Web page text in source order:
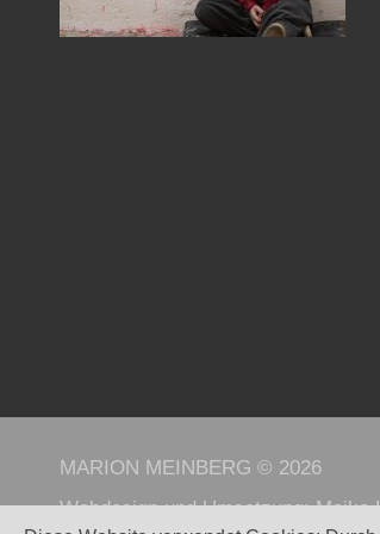
MARION MEINBERG © 2026
Webdesign und Umsetzung:Maike